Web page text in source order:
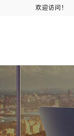
欢迎访问！